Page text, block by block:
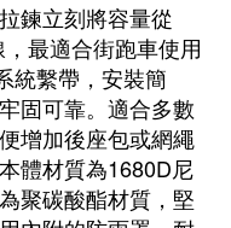
鍊立刻將容量從
最適合街跑車使用
統繫帶，安裝簡
固可靠。適合多數
增加後座包或網繩
體材質為1680D尼
聚碳酸酯材質，堅